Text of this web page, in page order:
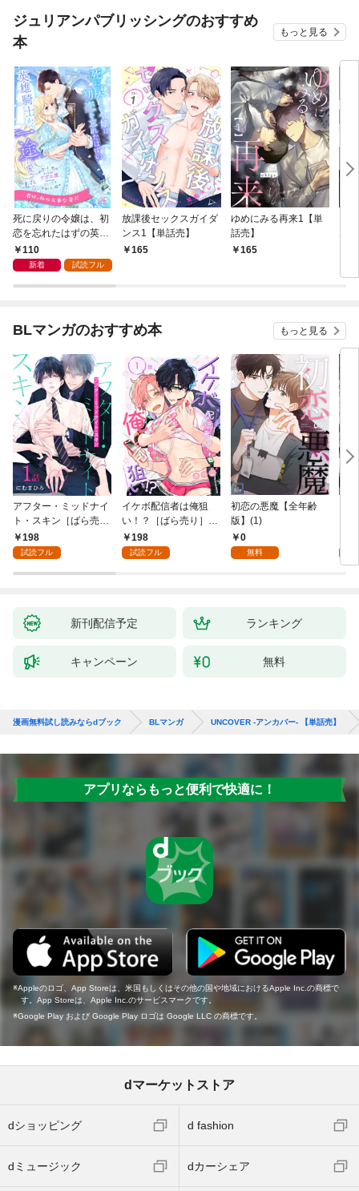
ジュリアンパブリッシングのおすすめ
本
もっと見る
死に戻りの令嬢は、初
恋を忘れたはずの英雄
騎士から一途に愛され
る【１】
110
新着 試読フル
放課後セックスガイダ
ンス1【単話売】
165
ゆめにみる再来1【単
話売】
165
BLマンガのおすすめ本 もっと見る
アフター・ミッドナイ
ト・スキン［ばら売
り］ 第1話
198
試読フル
イケボ配信者は俺狙
い！？［ばら売り］
第1話
198
試読フル
初恋の悪魔【全年齢
版】(1)
0
無料
新刊配信予定 ランキング
キャンペーン 無料
漫画無料試し読みならdブック BLマンガ UNCOVER -アンカバー- 【単話売】
アプリならもっと便利で快適に！
Appleのロゴ、App Storeは、米国もしくはその他の国や地域におけるApple Inc.の商標で
す。App Storeは、Apple Inc.のサービスマークです。
Google Play および Google Play ロゴは Google LLC の商標です。
dマーケットストア
dショッピング d fashion
dミュージック dカーシェア